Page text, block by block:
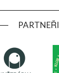
PARTNEŘI